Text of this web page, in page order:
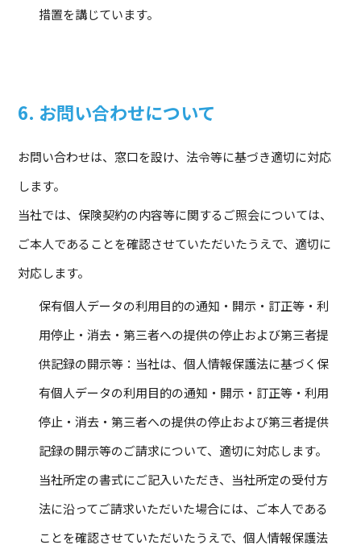
措置を講じています。
6. お問い合わせについて
お問い合わせは、窓口を設け、法令等に基づき適切に対応
します。
当社では、保険契約の内容等に関するご照会については、
ご本人であることを確認させていただいたうえで、適切に
対応します。
保有個人データの利用目的の通知・開示・訂正等・利
用停止・消去・第三者への提供の停止および第三者提
供記録の開示等：当社は、個人情報保護法に基づく保
有個人データの利用目的の通知・開示・訂正等・利用
停止・消去・第三者への提供の停止および第三者提供
記録の開示等のご請求について、適切に対応します。
当社所定の書式にご記入いただき、当社所定の受付方
法に沿ってご請求いただいた場合には、ご本人である
ことを確認させていただいたうえで、個人情報保護法